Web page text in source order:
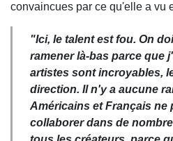
convaincues par ce qu'elle a vu
"Ici, le talent est fou. On
ramener là-bas parce que
artistes sont incroyables,
direction. Il n'y a aucune
Américains et Français ne
collaborer dans de